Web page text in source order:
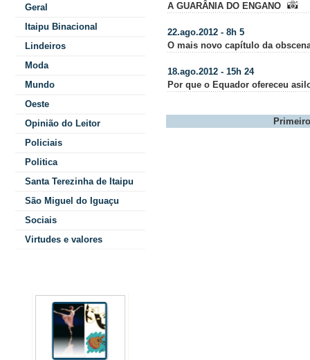
Geral
Itaipu Binacional
Lindeiros
Moda
Mundo
Oeste
Opinião do Leitor
Policiais
Politica
Santa Terezinha de Itaipu
São Miguel do Iguaçu
Sociais
Virtudes e valores
A GUARÂNIA DO ENGANO
22.ago.2012 - 8h 5
O mais novo capítulo da
18.ago.2012 - 15h 24
Por que o Equador ofereceu
Primeiro